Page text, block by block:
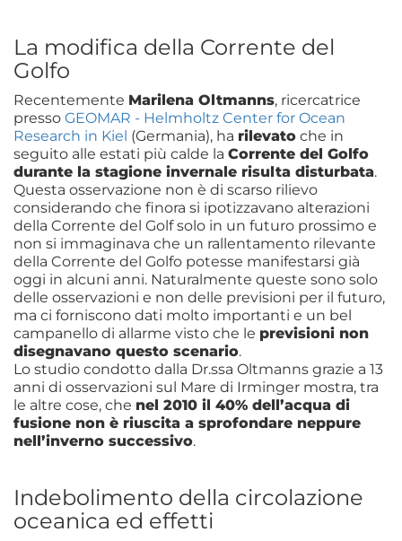
La modifica della Corrente del
Golfo
Recentemente Marilena Oltmanns, ricercatrice
presso GEOMAR - Helmholtz Center for Ocean
Research in Kiel (Germania), ha rilevato che in
seguito alle estati più calde la Corrente del Golfo
durante la stagione invernale risulta disturbata.
Questa osservazione non è di scarso rilievo
considerando che finora si ipotizzavano alterazioni
della Corrente del Golf solo in un futuro prossimo e
non si immaginava che un rallentamento rilevante
della Corrente del Golfo potesse manifestarsi già
oggi in alcuni anni. Naturalmente queste sono solo
delle osservazioni e non delle previsioni per il futuro,
ma ci forniscono dati molto importanti e un bel
campanello di allarme visto che le previsioni non
disegnavano questo scenario.
Lo studio condotto dalla Dr.ssa Oltmanns grazie a 13
anni di osservazioni sul Mare di Irminger mostra, tra
le altre cose, che nel 2010 il 40% dell’acqua di
fusione non è riuscita a sprofondare neppure
nell’inverno successivo.
Indebolimento della circolazione
oceanica ed effetti